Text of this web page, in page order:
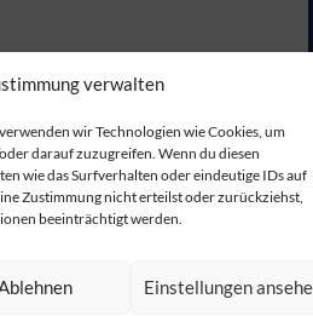
verwalten
wir Technologien wie Cookies, um
darauf zuzugreifen. Wenn du diesen
wie das Surfverhalten oder eindeutige IDs auf
Zustimmung nicht erteilst oder zurückziehst,
beeinträchtigt werden.
Einstellungen
Sie den illustren
über ihren